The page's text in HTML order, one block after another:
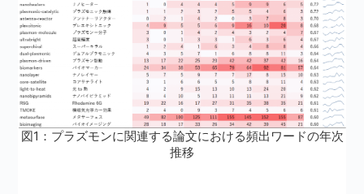
図1：プラズモンに関連する論文における頻出ワードの年次
推移